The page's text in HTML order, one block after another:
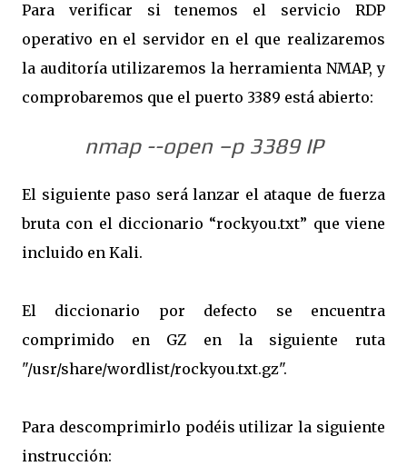
Para verificar si tenemos el servicio RDP
operativo en el servidor en el que realizaremos
la auditoría utilizaremos la herramienta NMAP, y
comprobaremos que el puerto 3389 está abierto:
nmap --open –p 3389 IP
El siguiente paso será lanzar el ataque de fuerza
bruta con el diccionario “rockyou.txt” que viene
incluido en Kali.
El diccionario por defecto se encuentra
comprimido en GZ en la siguiente ruta
" /usr/share/wordlist/rockyou.txt.gz".
Para descomprimirlo podéis utilizar la siguiente
instrucción: